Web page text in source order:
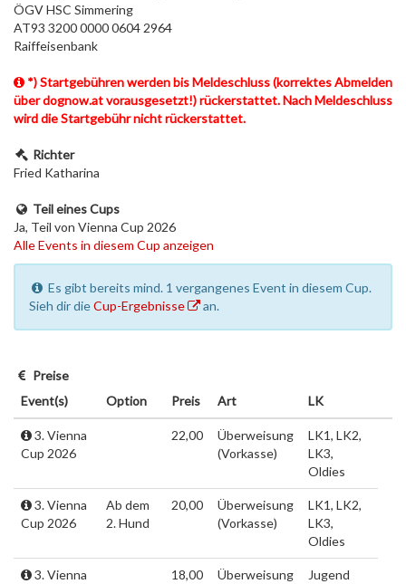
ÖGV HSC Simmering
AT93 3200 0000 0604 2964
Raiffeisenbank
*) Startgebühren werden bis Meldeschluss (korrektes Abmelden
über dognow.at vorausgesetzt!) rückerstattet. Nach Meldeschluss
wird die Startgebühr nicht rückerstattet.
Richter
Fried Katharina
Teil eines Cups
Ja, Teil von Vienna Cup 2026
Alle Events in diesem Cup anzeigen
Es gibt bereits mind. 1 vergangenes Event in diesem Cup.
Sieh dir dieCup-Ergebnisse an.
Preise
Event(s)
Option Preis Art LK
3. Vienna
Cup 2026
22,00
Überweisung
(Vorkasse)
LK1, LK2,
LK3,
Oldies
3. Vienna
Cup 2026
Ab dem
2. Hund
20,00
Überweisung
(Vorkasse)
LK1, LK2,
LK3,
Oldies
3. Vienna
18,00
Überweisung
Jugend